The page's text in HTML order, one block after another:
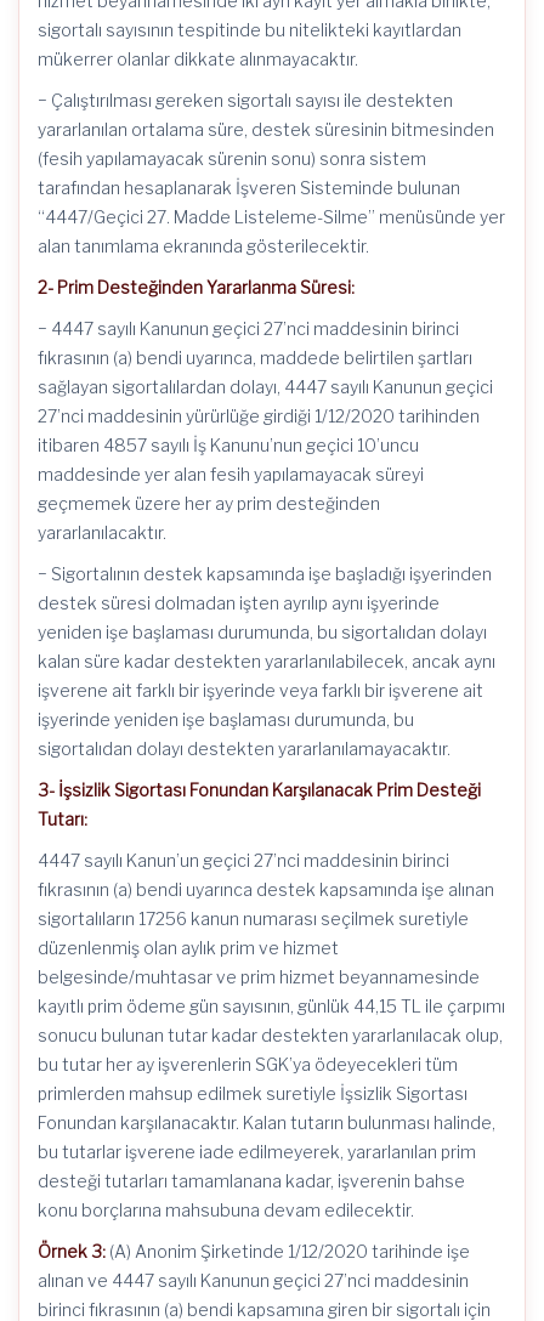
sigortalı sayısının tespitinde bu nitelikteki kayıtlardan
mükerrer olanlar dikkate alınmayacaktır.
− Çalıştırılması gereken sigortalı sayısı ile destekten
yararlanılan ortalama süre, destek süresinin bitmesinden
(fesih yapılamayacak sürenin sonu) sonra sistem
tarafından hesaplanarak İşveren Sisteminde bulunan
“4447/Geçici 27. Madde Listeleme-Silme” menüsünde yer
alan tanımlama ekranında gösterilecektir.
2- Prim Desteğinden Yararlanma Süresi:
− 4447 sayılı Kanunun geçici 27’nci maddesinin birinci
fıkrasının (a) bendi uyarınca, maddede belirtilen şartları
sağlayan sigortalılardan dolayı, 4447 sayılı Kanunun geçici
27’nci maddesinin yürürlüğe girdiği 1/12/2020 tarihinden
itibaren 4857 sayılı İş Kanunu’nun geçici 10’uncu
maddesinde yer alan fesih yapılamayacak süreyi
geçmemek üzere her ay prim desteğinden
yararlanılacaktır.
− Sigortalının destek kapsamında işe başladığı işyerinden
destek süresi dolmadan işten ayrılıp aynı işyerinde
yeniden işe başlaması durumunda, bu sigortalıdan dolayı
kalan süre kadar destekten yararlanılabilecek, ancak aynı
işverene ait farklı bir işyerinde veya farklı bir işverene ait
işyerinde yeniden işe başlaması durumunda, bu
sigortalıdan dolayı destekten yararlanılamayacaktır.
3- İşsizlik Sigortası Fonundan Karşılanacak Prim Desteği
Tutarı:
4447 sayılı Kanun’un geçici 27’nci maddesinin birinci
fıkrasının (a) bendi uyarınca destek kapsamında işe alınan
sigortalıların 17256 kanun numarası seçilmek suretiyle
düzenlenmiş olan aylık prim ve hizmet
belgesinde/muhtasar ve prim hizmet beyannamesinde
kayıtlı prim ödeme gün sayısının, günlük 44,15 TL ile çarpımı
sonucu bulunan tutar kadar destekten yararlanılacak olup,
bu tutar her ay işverenlerin SGK’ya ödeyecekleri tüm
primlerden mahsup edilmek suretiyle İşsizlik Sigortası
Fonundan karşılanacaktır. Kalan tutarın bulunması halinde,
bu tutarlar işverene iade edilmeyerek, yararlanılan prim
desteği tutarları tamamlanana kadar, işverenin bahse
konu borçlarına mahsubuna devam edilecektir.
Örnek 3: (A) Anonim Şirketinde 1/12/2020 tarihinde işe
alınan ve 4447 sayılı Kanunun geçici 27’nci maddesinin
birinci fıkrasının (a) bendi kapsamına giren bir sigortalı için